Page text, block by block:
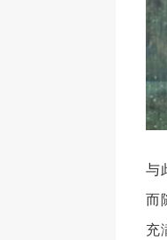
与
而
充